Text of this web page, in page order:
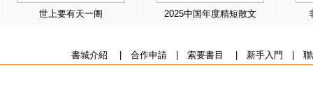
世上要有天一阁 2025中国年度精短散文
書城介紹 合作申請| 索要書目 新手入門